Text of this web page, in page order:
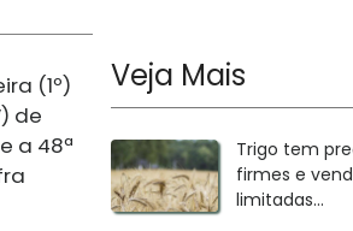
(1º)
de
a 48ª
Veja Mais
Trigo tem
firmes e
limitadas...